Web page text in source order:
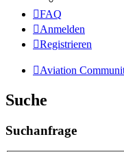
FAQ
Anmelden
Registrieren
Aviation
Suche
Suchanfrage